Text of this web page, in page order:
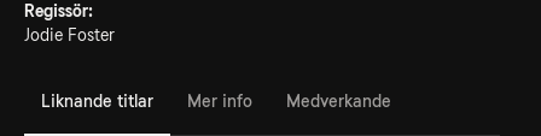
Regissör:
Jodie Foster
Liknande titlar Mer info Medverkande